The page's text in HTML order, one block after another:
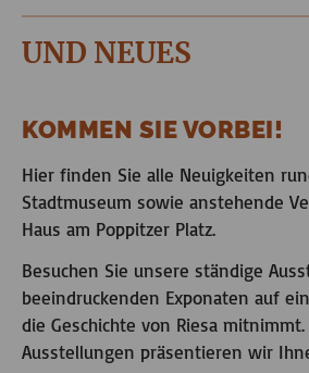
UND NEUES
KOMMEN SIE VORBEI!
Hier finden Sie alle Neuigkeiten
Stadtmuseum sowie anstehende
Haus am Poppitzer Platz.
Besuchen Sie unsere ständige
beeindruckenden Exponaten auf
die Geschichte von Riesa
Ausstellungen präsentieren wir